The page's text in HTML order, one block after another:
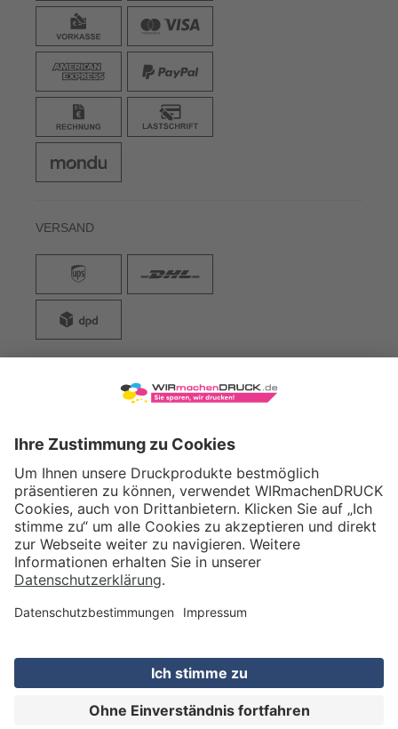
VERSAND
WIRmachenDRUCK GmbH
71522 Backnang
Tel.: +49 (0) 711 995 982 - 20
Fax: +49 (0) 711 995 982 - 21
SOCIAL MEDIA